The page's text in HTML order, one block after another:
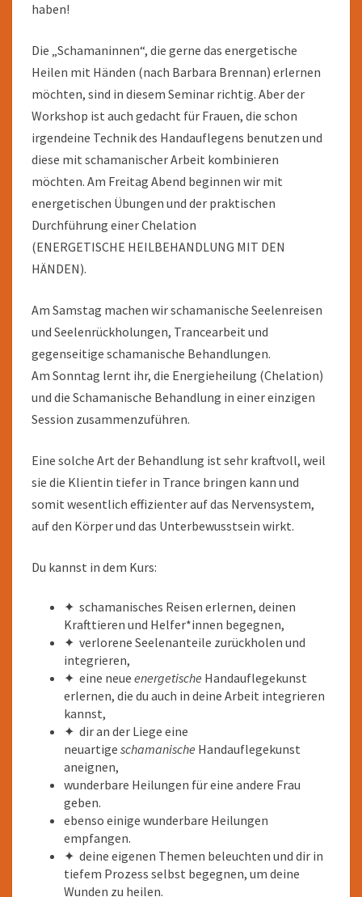
haben!
Die „Schamaninnen“, die gerne das energetische
Heilen mit Händen (nach Barbara Brennan) erlernen
möchten, sind in diesem Seminar richtig. Aber der
Workshop ist auch gedacht für Frauen, die schon
irgendeine Technik des Handauflegens benutzen und
diese mit schamanischer Arbeit kombinieren
möchten. Am Freitag Abend beginnen wir mit
energetischen Übungen und der praktischen
Durchführung einer Chelation
(ENERGETISCHE HEILBEHANDLUNG MIT DEN
HÄNDEN).
Am Samstag machen wir schamanische Seelenreisen
und Seelenrückholungen, Trancearbeit und
gegenseitige schamanische Behandlungen.
Am Sonntag lernt ihr, die Energieheilung (Chelation)
und die Schamanische Behandlung in einer einzigen
Session zusammenzuführen.
Eine solche Art der Behandlung ist sehr kraftvoll, weil
sie die Klientin tiefer in Trance bringen kann und
somit wesentlich effizienter auf das Nervensystem,
auf den Körper und das Unterbewusstsein wirkt.
Du kannst in dem Kurs:
✦ schamanisches Reisen erlernen, deinen
Krafttieren und Helfer*innen begegnen,
✦ verlorene Seelenanteile zurückholen und
integrieren,
✦ eine neue energetische Handauflegekunst
erlernen, die du auch in deine Arbeit integrieren
kannst,
✦ dir an der Liege eine
neuartige schamanische Handauflegekunst
aneignen,
wunderbare Heilungen für eine andere Frau
geben.
ebenso einige wunderbare Heilungen
empfangen.
✦ deine eigenen Themen beleuchten und dir in
tiefem Prozess selbst begegnen, um deine
Wunden zu heilen.